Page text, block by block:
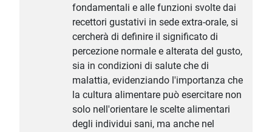
fondamentali e alle funzioni svolte dai
recettori gustativi in sede extra-orale, si
cercherà di definire il significato di
percezione normale e alterata del gusto,
sia in condizioni di salute che di
malattia, evidenziando l'importanza che
la cultura alimentare può esercitare non
solo nell'orientare le scelte alimentari
degli individui sani, ma anche nel